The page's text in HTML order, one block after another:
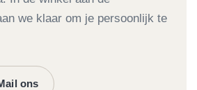
we klaar om je persoonlijk te
ons